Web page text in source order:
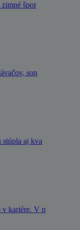
špor
son
aj kva
v kariére. V n